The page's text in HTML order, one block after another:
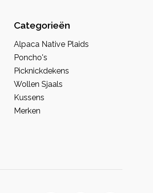
Categorieën
Alpaca Native Plaids
Poncho's
Picknickdekens
Wollen Sjaals
Kussens
Merken